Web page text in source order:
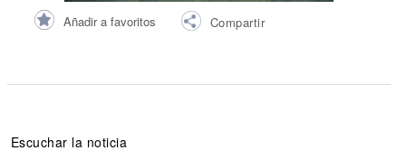
Añadir a favoritos Compartir
Escuchar la noticia